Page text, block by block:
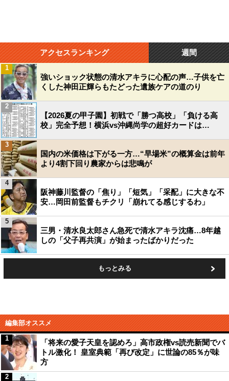
アクセスランキング 週間
強いショック状態の清水アキラに心配の声…子供を亡
くした神田正輝らもたどった遺族ケアの道のり
1
【2026夏の甲子園】初戦で「勝つ高校」「負ける高
校」完全予想！横浜vs沖縄尚学の超好カードは…
2
国内の米価格は下がる一方…“早場米”の概算金は前年
より4割下回り農家からは悲鳴が
3
阪神藤川監督の「焦り」「短気」「采配」に大きな不
安…岡田前監督もチクリ「崩れてる感じするわ」
4
三男・清水良太郎さん急死で清水アキラ沈痛…8年越
しの「父子再共演」が始まったばかりだった
5
もっとみる
編集部オススメ
「将来の愛子天皇を認めろ」高市政権vs読売新聞でバ
トル激化！ 皇室典範「再び改定」に世論の85％が味
方
1
2